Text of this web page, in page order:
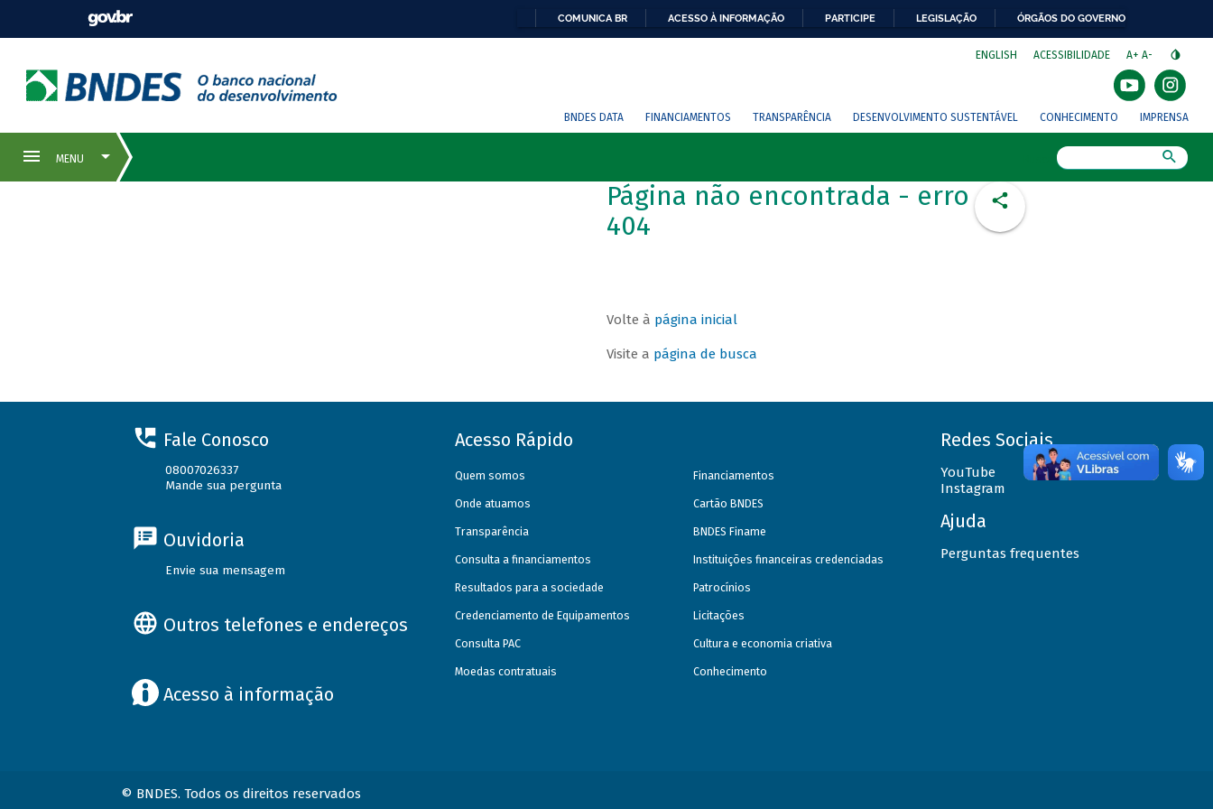
COMUNICA BR ACESSO À INFORMAÇÃO PARTICIPE LEGISLAÇÃO ÓRGÃOS DO GOVERNO
ENGLISH ACESSIBILIDADE A+ A-
BNDES DATA FINANCIAMENTOS TRANSPARÊNCIA DESENVOLVIMENTO SUSTENTÁVEL CONHECIMENTO IMPRENSA
Página não encontrada - erro
404
Volte à página inicial
Visite a página de busca
Fale Conosco
08007026337
Mande sua pergunta
Ouvidoria
Envie sua mensagem
Outros telefones e endereços
Acesso à informação
Acesso Rápido
Quem somos
Onde atuamos
Transparência
Consulta a financiamentos
Resultados para a sociedade
Credenciamento de Equipamentos
Consulta PAC
Moedas contratuais
Financiamentos
Cartão BNDES
BNDES Finame
Instituições financeiras credenciadas
Patrocínios
Licitações
Cultura e economia criativa
Conhecimento
Redes Sociais
YouTube
Instagram
Ajuda
Perguntas frequentes
© BNDES. Todos os direitos reservados